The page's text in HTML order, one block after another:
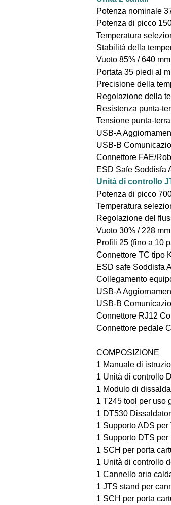
Potenza nominale
Potenza di picco
Temperatura
Stabilità della
Vuoto 85% / 640
Portata 35 piedi al
Precisione della
Regolazione della
Resistenza punta-
Tensione punta-
USB-A
USB-B
Connettore FAE/
ESD Safe Soddisfa
Unità di controllo
Potenza di picco
Temperatura
Regolazione del
Vuoto 30% / 228
Profili 25 (fino a 10
Connettore TC tipo
ESD safe Soddisfa
Collegamento
USB-A
USB-B
Connettore RJ12
Connettore pedale
COMPOSIZIONE
1 Manuale di
1 Unità di controllo
1 Modulo di
1 T245 tool per uso
1 DT530
1 Supporto ADS
1 Supporto DTS per
1 SCH per porta
1 Unità di controllo
1 Cannello aria
1 JTS stand per
1 SCH per porta